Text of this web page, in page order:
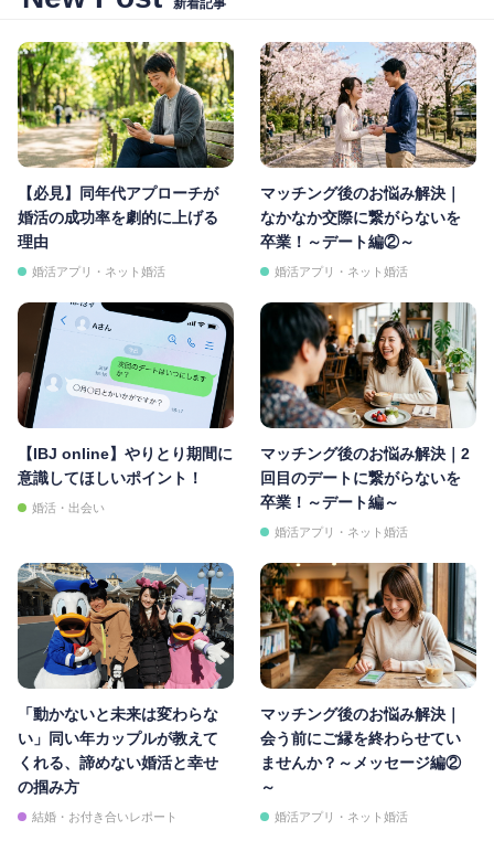
【必見】同年代アプローチが
婚活の成功率を劇的に上げる
理由
婚活アプリ・ネット婚活
マッチング後のお悩み解決｜
なかなか交際に繋がらないを
卒業！～デート編②～
婚活アプリ・ネット婚活
【IBJ online】やりとり期間に
意識してほしいポイント！
婚活・出会い
マッチング後のお悩み解決｜2
回目のデートに繋がらないを
卒業！～デート編～
婚活アプリ・ネット婚活
「動かないと未来は変わらな
い」同い年カップルが教えて
くれる、諦めない婚活と幸せ
の掴み方
結婚・お付き合いレポート
マッチング後のお悩み解決｜
会う前にご縁を終わらせてい
ませんか？～メッセージ編②
～
婚活アプリ・ネット婚活